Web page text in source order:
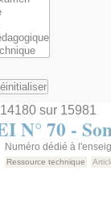
sur 15981
N° 70 -
Numéro dédié à
Ressource technique